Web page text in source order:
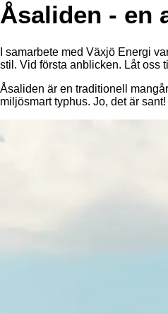
Åsaliden - en
I samarbete med Växjö Energi
stil. Vid första anblicken. Låt oss
Åsaliden är en traditionell
miljösmart typhus. Jo, det är